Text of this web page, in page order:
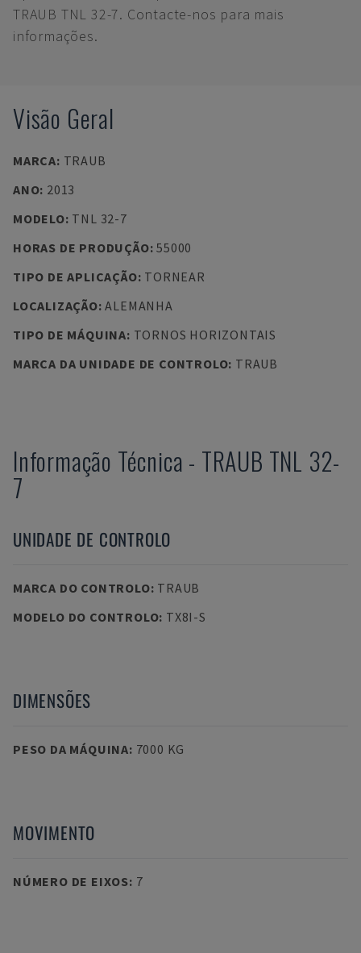
TRAUB TNL 32-7. Contacte-nos para mais
informações.
Visão Geral
MARCA: TRAUB
ANO: 2013
MODELO: TNL 32-7
HORAS DE PRODUÇÃO:55000
TIPO DE APLICAÇÃO: TORNEAR
LOCALIZAÇÃO:ALEMANHA
TIPO DE MÁQUINA: TORNOS HORIZONTAIS
MARCA DA UNIDADE DE CONTROLO: TRAUB
Informação Técnica - TRAUB TNL 32-
7
UNIDADE DE CONTROLO
MARCA DO CONTROLO: TRAUB
MODELO DO CONTROLO: TX8I-S
DIMENSÕES
PESO DA MÁQUINA: 7000 KG
MOVIMENTO
NÚMERO DE EIXOS: 7